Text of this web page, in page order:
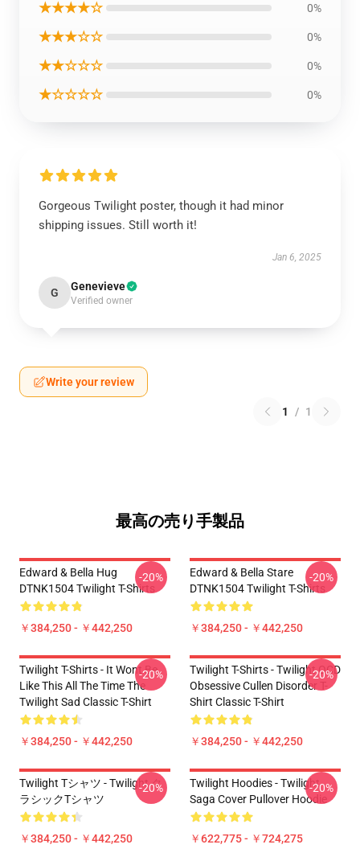
★★★★☆ 0%
★★★☆☆ 0%
★★☆☆☆ 0%
★☆☆☆☆ 0%
Gorgeous Twilight poster, though it had minor
shipping issues. Still worth it!
Jan 6, 2025
G Genevieve
Verified owner
Write your review
1 / 1
最高の売り手製品
Edward & Bella Hug
DTNK1504 Twilight T-Shirts
￥384,250 - ￥442,250
-20%
Edward & Bella Stare
DTNK1504 Twilight T-Shirts
￥384,250 - ￥442,250
-20%
Twilight T-Shirts - It Wont Be
Like This All The Time The
Twilight Sad Classic T-Shirt
￥384,250 - ￥442,250
-20%
Twilight T-Shirts - Twilight OCD
Obsessive Cullen Disorder T-
Shirt Classic T-Shirt
￥384,250 - ￥442,250
-20%
Twilight Tシャツ - Twilight ク
ラシックTシャツ
￥384,250 - ￥442,250
-20%
Twilight Hoodies - Twilight
Saga Cover Pullover Hoodie
￥622,775 - ￥724,275
-20%